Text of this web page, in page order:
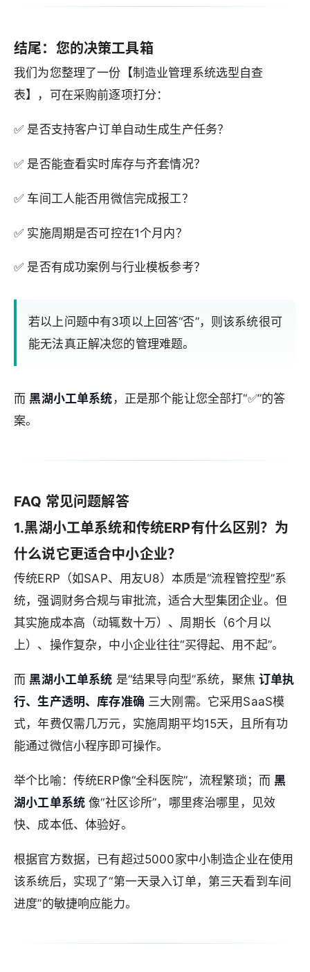
结尾：您的决策工具箱
我们为您整理了一份【制造业管理系统选型自查
表】，可在采购前逐项打分：
✅ 是否支持客户订单自动生成生产任务？
✅ 是否能查看实时库存与齐套情况？
✅ 车间工人能否用微信完成报工？
✅ 实施周期是否可控在1个月内？
✅ 是否有成功案例与行业模板参考？
若以上问题中有3项以上回答“否”，则该系统很可
能无法真正解决您的管理难题。
而黑湖小工单系统 ，正是那个能让您全部打“✅”的答
案。
FAQ 常见问题解答
1.黑湖小工单系统和传统ERP有什么区别？为
什么说它更适合中小企业？
传统ERP（如SAP、用友U8）本质是“流程管控型”系
统，强调财务合规与审批流，适合大型集团企业。但
其实施成本高（动辄数十万）、周期长（6个月以
上）、操作复杂，中小企业往往“买得起、用不起”。
而黑湖小工单系统 是“结果导向型”系统，聚焦订单执
行、生产透明、库存准确 三大刚需。它采用SaaS模
式，年费仅需几万元，实施周期平均15天，且所有功
能通过微信小程序即可操作。
举个比喻：传统ERP像“全科医院”，流程繁琐；而黑
湖小工单系统 像“社区诊所”，哪里疼治哪里，见效
快、成本低、体验好。
根据官方数据，已有超过5000家中小制造企业在使用
该系统后，实现了“第一天录入订单，第三天看到车间
进度”的敏捷响应能力。